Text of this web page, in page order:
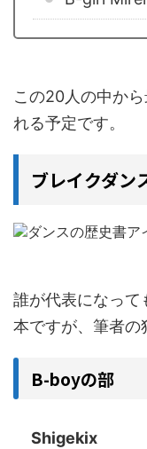
この20人の中か
れる予定です。
ブレイクダン
誰が代表になって
本ですが、筆者の
B-boyの部
Shigekix